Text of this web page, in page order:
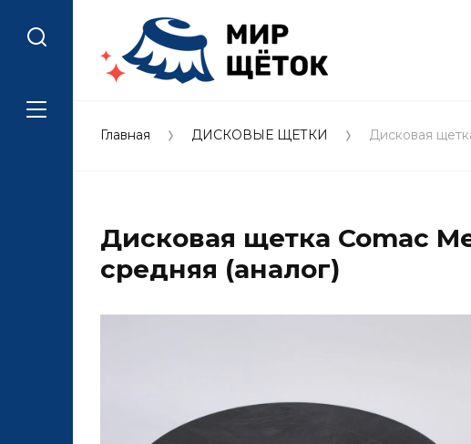
Главная ДИСКОВЫЕ ЩЕТКИ Дисковая
Дисковая щетка Comac
средняя (аналог)